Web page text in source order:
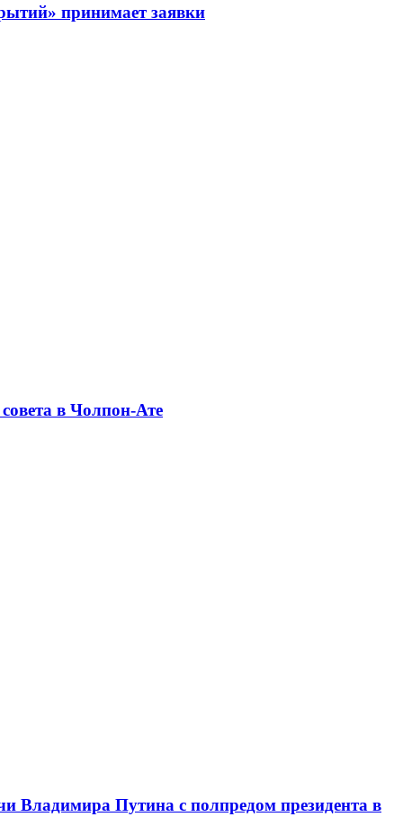
принимает заявки
в Чолпон-Ате
Владимира Путина с полпредом президента в